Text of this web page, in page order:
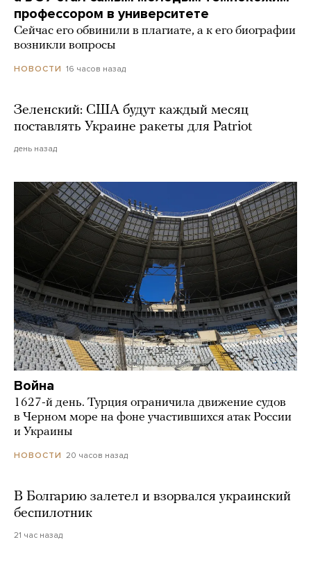
профессором в университете
Сейчас его обвинили в плагиате, а к его биографии
возникли вопросы
НОВОСТИ 16 часов назад
Зеленский: США будут каждый месяц
поставлять Украине ракеты для Patriot
день назад
Война
1627-й день. Турция ограничила движение судов
в Черном море на фоне участившихся атак России
и Украины
НОВОСТИ 20 часов назад
В Болгарию залетел и взорвался украинский
беспилотник
21 час назад